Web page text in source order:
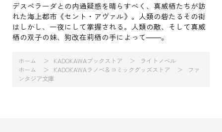
デスペラーダとの内通疑惑を晴らすべく、真威栖たちが訪
れた海上都市《セント・アヴァル》。人類の砦たるその街
はしかし、一夜にして掌握される。人類の敵、そして真威
栖の双子の妹、狗改在莉栖の手によって――。
ホーム KADOKAWAブックストア
ライトノベル
ホーム
KADOKAWAラノベ＆コミックグッズストア
ファ
ンタジア文庫